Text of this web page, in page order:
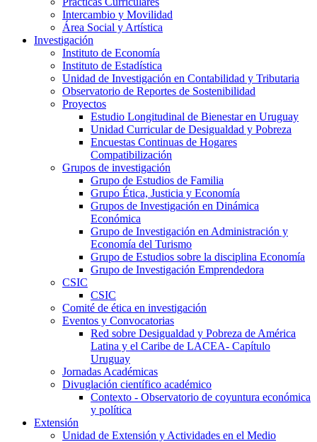
Intercambio y Movilidad
Área Social y Artística
Investigación
Instituto de Economía
Instituto de Estadística
Unidad de Investigación en Contabilidad y Tributaria
Observatorio de Reportes de Sostenibilidad
Proyectos
Estudio Longitudinal de Bienestar en Uruguay
Unidad Curricular de Desigualdad y Pobreza
Encuestas Continuas de Hogares
Compatibilización
Grupos de investigación
Grupo de Estudios de Familia
Grupo Ética, Justicia y Economía
Grupos de Investigación en Dinámica
Económica
Grupo de Investigación en Administración y
Economía del Turismo
Grupo de Estudios sobre la disciplina Economía
Grupo de Investigación Emprendedora
CSIC
CSIC
Comité de ética en investigación
Eventos y Convocatorias
Red sobre Desigualdad y Pobreza de América
Latina y el Caribe de LACEA- Capítulo
Uruguay
Jornadas Académicas
Divuglación científico académico
Contexto - Observatorio de coyuntura económica
y política
Extensión
Unidad de Extensión y Actividades en el Medio